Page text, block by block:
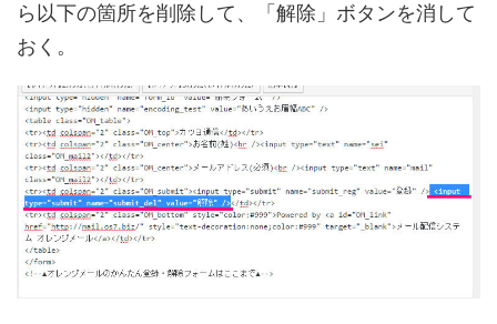
ら以下の箇所を削除して、「解除」ボタンを消して
おく。